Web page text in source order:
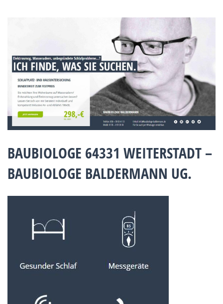
BAUBIOLOGE 64331 WEITERSTADT –
BAUBIOLOGE BALDERMANN UG.